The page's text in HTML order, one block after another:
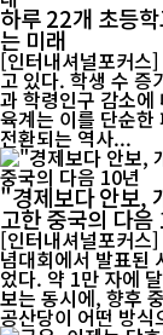
하루 22개 초등
는 미래
[인터내셔널포커스
고 있다. 학생 수 증
과 학령인구 감소에
육계는 이를 단순
전환되는 역사...
"경제보다 안보,
고한 중국의 다음
[인터내셔널포커스
념대회에서 발표된
었다. 약 1만 자에
보는 동시에, 향후
공산당이 어떤 방식